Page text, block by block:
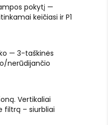
pokytį —
keičiasi ir P1
— 3-taškinės
nerūdijančio
Vertikaliai
filtrą – siurbliai